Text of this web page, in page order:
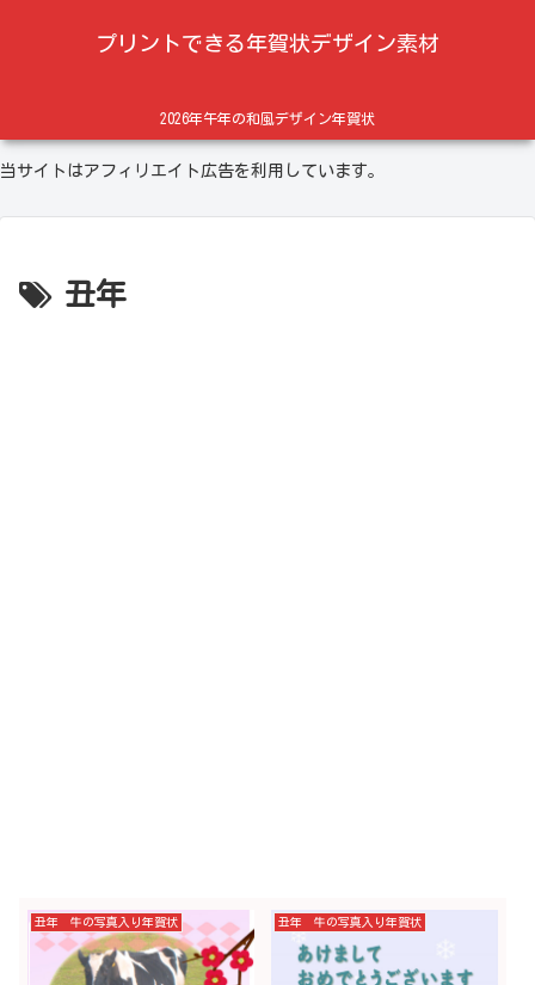
プリントできる年賀状デザイン素材
2026年午年の和風デザイン年賀状
当サイトはアフィリエイト広告を利用しています。
丑年
丑年 牛の写真入り年賀状 丑年 牛の写真入り年賀状